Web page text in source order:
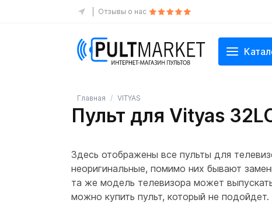
Отзывы о нас
Главная VITYAS
Пульт для Vityas
Здесь отображены все пульты для
неоригинальные, помимо них бывают
та же модель телевизора может
можно купить пульт, который не